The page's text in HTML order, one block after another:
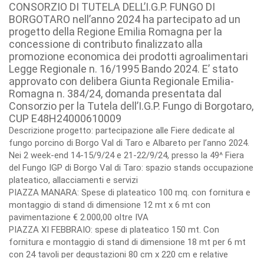
CONSORZIO DI TUTELA DELL’I.G.P. FUNGO DI
BORGOTARO nell’anno 2024 ha partecipato ad un
progetto della Regione Emilia Romagna per la
concessione di contributo finalizzato alla
promozione economica dei prodotti agroalimentari
Legge Regionale n. 16/1995 Bando 2024. E’ stato
approvato con delibera Giunta Regionale Emilia-
Romagna n. 384/24, domanda presentata dal
Consorzio per la Tutela dell’I.G.P. Fungo di Borgotaro,
CUP E48H24000610009
Descrizione progetto: partecipazione alle Fiere dedicate al
fungo porcino di Borgo Val di Taro e Albareto per l’anno 2024.
Nei 2 week-end 14-15/9/24 e 21-22/9/24, presso la 49^ Fiera
del Fungo IGP di Borgo Val di Taro: spazio stands occupazione
plateatico, allacciamenti e servizi
PIAZZA MANARA: Spese di plateatico 100 mq. con fornitura e
montaggio di stand di dimensione 12 mt x 6 mt con
pavimentazione € 2.000,00 oltre IVA
PIAZZA XI FEBBRAIO: spese di plateatico 150 mt. Con
fornitura e montaggio di stand di dimensione 18 mt per 6 mt
con 24 tavoli per degustazioni 80 cm x 220 cm e relative